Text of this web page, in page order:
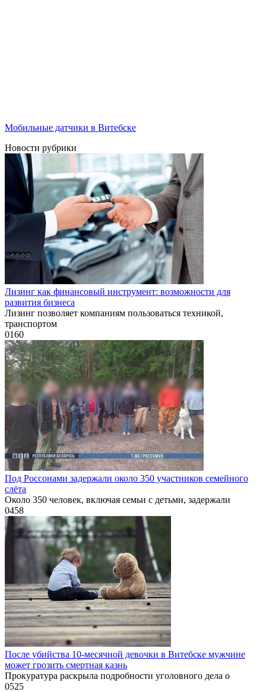
Мобильные датчики в Витебске
Новости рубрики
Лизинг как финансовый инструмент: возможности для
развития бизнеса
Лизинг позволяет компаниям пользоваться техникой,
транспортом
0160
Под Россонами задержали около 350 участников семейного
слёта
Около 350 человек, включая семьи с детьми, задержали
0458
После убийства 10-месячной девочки в Витебске мужчине
может грозить смертная казнь
Прокуратура раскрыла подробности уголовного дела о
0525